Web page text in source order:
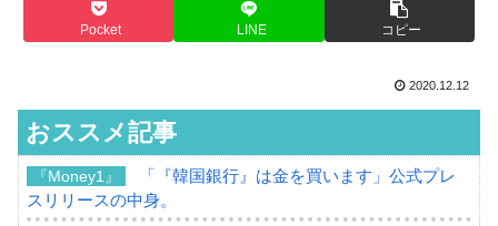
Pocket LINE コピー
2020.12.12
おススメ記事
『Money1』
「『韓国銀行』は金を買います」公式プレ
スリリースの中身。